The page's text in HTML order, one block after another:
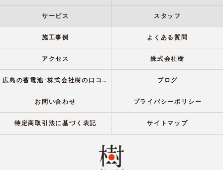
サービス スタッフ
施工事例 よくある質問
アクセス 株式会社樹
広島の蓄電池･株式会社樹の口コミ情報 ブログ
お問い合わせ プライバシーポリシー
特定商取引法に基づく表記 サイトマップ